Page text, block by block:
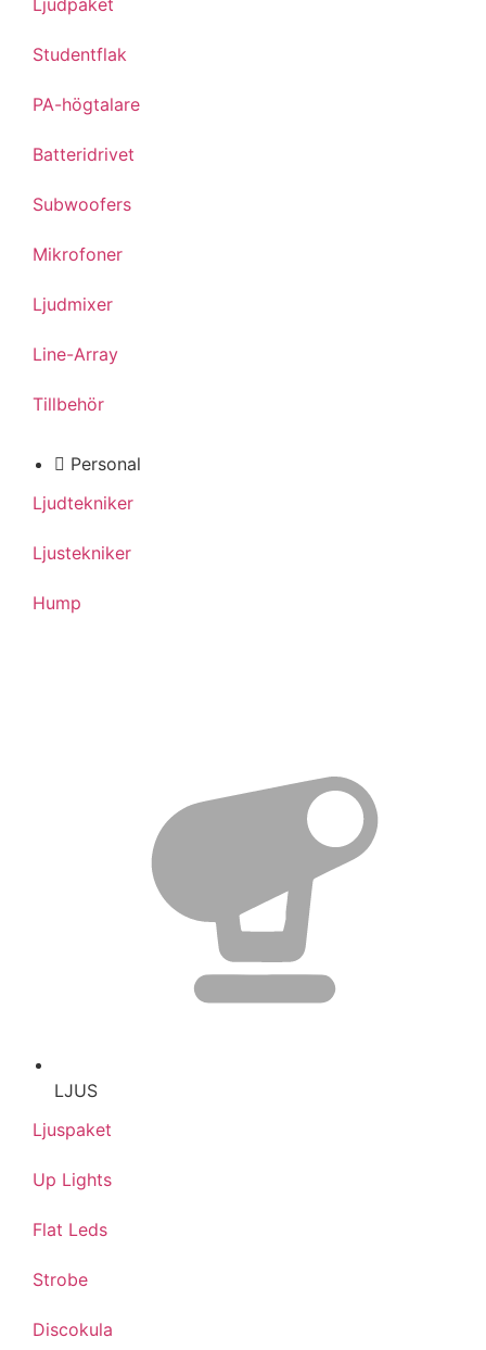
Ljudpaket
Studentflak
PA-högtalare
Batteridrivet
Subwoofers
Mikrofoner
Ljudmixer
Line-Array
Tillbehör
Personal
Ljudtekniker
Ljustekniker
Hump
LJUS
Ljuspaket
Up Lights
Flat Leds
Strobe
Discokula